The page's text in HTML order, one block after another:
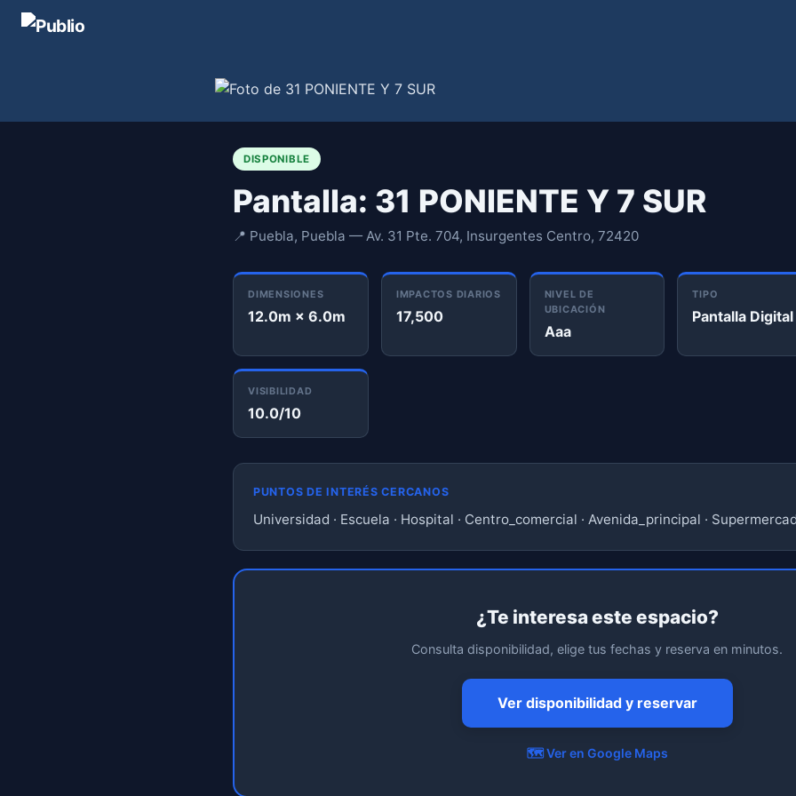
DISPONIBLE
Pantalla: 31 PONIENTE Y 7 SUR
📍 Puebla, Puebla — Av. 31 Pte. 704, Insurgentes Centro, 72420
DIMENSIONES
12.0m × 6.0m
IMPACTOS DIARIOS
17,500
NIVEL DE
UBICACIÓN
Aaa
TIPO
Pantalla Digital
VISIBILIDAD
10.0/10
PUNTOS DE INTERÉS CERCANOS
Universidad · Escuela · Hospital · Centro_comercial · Avenida_principal ·
¿Te interesa este espacio?
Consulta disponibilidad, elige tus fechas y reserva en minutos.
Ver disponibilidad y reservar
🗺️ Ver en Google Maps